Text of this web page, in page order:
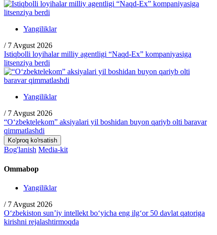
Yangiliklar
/ 7 Avgust 2026
Istiqbolli loyihalar milliy agentligi “Naqd-Ex” kompaniyasiga
litsenziya berdi
Yangiliklar
/ 7 Avgust 2026
“O‘zbektelekom” aksiyalari yil boshidan buyon qariyb olti baravar
qimmatlashdi
Ko'proq ko'rsatish
Bog'lanish Media-kit
Ommabop
Yangiliklar
/ 7 Avgust 2026
O‘zbekiston sun’iy intellekt bo‘yicha eng ilg‘or 50 davlat qatoriga
kirishni rejalashtirmoqda